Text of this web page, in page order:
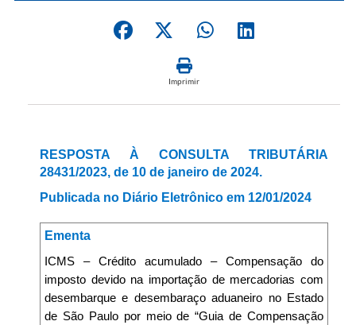
Imprimir
RESPOSTA À CONSULTA TRIBUTÁRIA
28431/2023, de 10 de janeiro de 2024.
Publicada no Diário Eletrônico em 12/01/2024
Ementa
ICMS – Crédito acumulado – Compensação do
imposto devido na importação de mercadorias com
desembarque e desembaraço aduaneiro no Estado
de São Paulo por meio de “Guia de Compensação